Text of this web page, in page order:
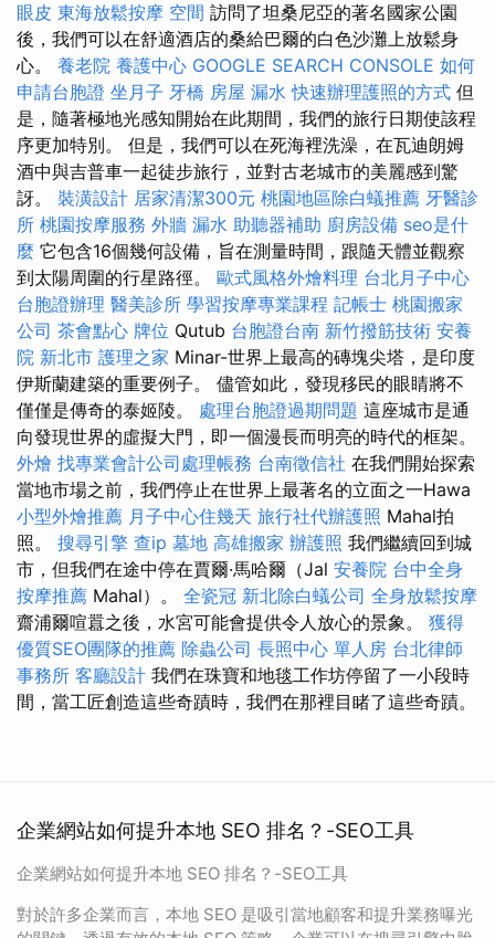
眼皮 東海放鬆按摩 空間 訪問了坦桑尼亞的著名國家公園
後，我們可以在舒適酒店的桑給巴爾的白色沙灘上放鬆身
心。 養老院 養護中心 GOOGLE SEARCH CONSOLE 如何
申請台胞證 坐月子 牙橋 房屋 漏水 快速辦理護照的方式 但
是，隨著極地光感知開始在此期間，我們的旅行日期使該程
序更加特別。 但是，我們可以在死海裡洗澡，在瓦迪朗姆
酒中與吉普車一起徒步旅行，並對古老城市的美麗感到驚
訝。 裝潢設計 居家清潔300元 桃園地區除白蟻推薦 牙醫診
所 桃園按摩服務 外牆 漏水 助聽器補助 廚房設備 seo是什
麼 它包含16個幾何設備，旨在測量時間，跟隨天體並觀察
到太陽周圍的行星路徑。 歐式風格外燴料理 台北月子中心
台胞證辦理 醫美診所 學習按摩專業課程 記帳士 桃園搬家
公司 茶會點心 牌位 Qutub 台胞證台南 新竹撥筋技術 安養
院 新北市 護理之家 Minar-世界上最高的磚塊尖塔，是印度
伊斯蘭建築的重要例子。 儘管如此，發現移民的眼睛將不
僅僅是傳奇的泰姬陵。 處理台胞證過期問題 這座城市是通
向發現世界的虛擬大門，即一個漫長而明亮的時代的框架。
外燴 找專業會計公司處理帳務 台南徵信社 在我們開始探索
當地市場之前，我們停止在世界上最著名的立面之一Hawa
小型外燴推薦 月子中心住幾天 旅行社代辦護照 Mahal拍
照。 搜尋引擎 查ip 墓地 高雄搬家 辦護照 我們繼續回到城
市，但我們在途中停在賈爾·馬哈爾（Jal 安養院 台中全身
按摩推薦 Mahal）。 全瓷冠 新北除白蟻公司 全身放鬆按摩
齋浦爾喧囂之後，水宮可能會提供令人放心的景象。 獲得
優質SEO團隊的推薦 除蟲公司 長照中心 單人房 台北律師
事務所 客廳設計 我們在珠寶和地毯工作坊停留了一小段時
間，當工匠創造這些奇蹟時，我們在那裡目睹了這些奇蹟。
企業網站如何提升本地 SEO 排名？-SEO工具
企業網站如何提升本地 SEO 排名？-SEO工具
對於許多企業而言，本地 SEO 是吸引當地顧客和提升業務曝光